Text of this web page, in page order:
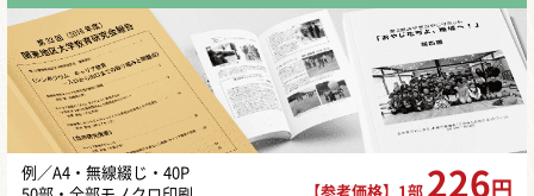
例／A4・無線綴じ・40P
【参考価格】1部 226 円